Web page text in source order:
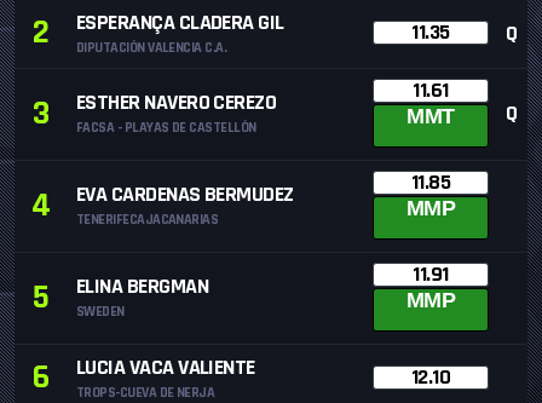
2 ESPERANÇA CLADERA GIL
DIPUTACIÓN VALENCIA C.A.
11.35 Q
3 ESTHER NAVERO CEREZO
FACSA - PLAYAS DE CASTELLÓN
11.61
MMT Q
4 EVA CARDENAS BERMUDEZ
TENERIFECAJACANARIAS
11.85
MMP
5 ELINA BERGMAN
SWEDEN
11.91
MMP
6 LUCIA VACA VALIENTE
TROPS-CUEVA DE NERJA
12.10